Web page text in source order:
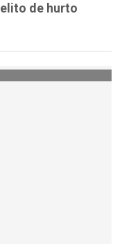
de hurto